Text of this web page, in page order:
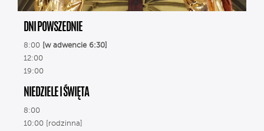
DNI POWSZEDNIE
8:00 [w adwencie 6:30]
12:00
19:00
NIEDZIELE I ŚWIĘTA
8:00
10:00 [rodzinna]